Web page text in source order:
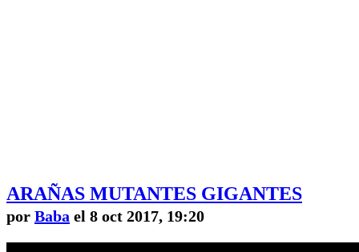
ARAÑAS MUTANTES GIGANTES
por Baba el 8 oct 2017, 19:20